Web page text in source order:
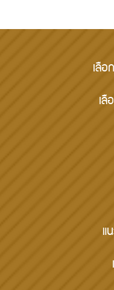
เลือ
เ
แ